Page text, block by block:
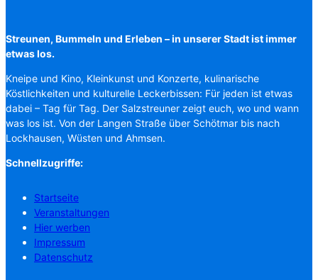
Streunen, Bummeln und Erleben – in unserer Stadt ist immer
etwas los.
Kneipe und Kino, Kleinkunst und Konzerte, kulinarische
Köstlichkeiten und kulturelle Leckerbissen: Für jeden ist etwas
dabei – Tag für Tag. Der Salzstreuner zeigt euch, wo und wann
was los ist. Von der Langen Straße über Schötmar bis nach
Lockhausen, Wüsten und Ahmsen.
Schnellzugriffe:
Startseite
Veranstaltungen
Hier werben
Impressum
Datenschutz